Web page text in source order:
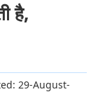
है,
29-August-